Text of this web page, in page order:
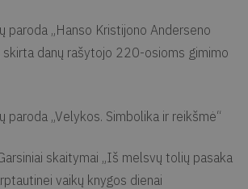
paroda „Hanso Kristijono Anderseno
skirta danų rašytojo 220-osioms gimimo
paroda „Velykos. Simbolika ir reikšmė“
skaitymai „Iš melsvų tolių pasaka
vaikų knygos dienai